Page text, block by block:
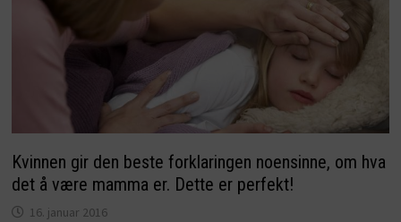
Kvinnen gir den beste forklaringen noensinne, om hva
det å være mamma er. Dette er perfekt!
16. januar 2016